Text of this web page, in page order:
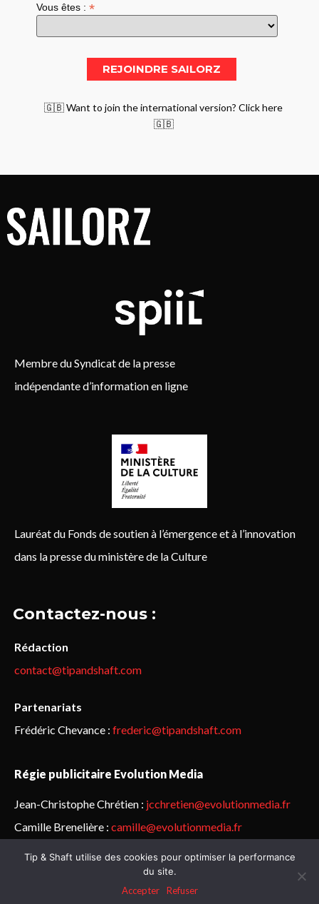
Vous êtes :*
🇬🇧 Want to join the international version? Click here
🇬🇧
Membre du Syndicat de la presse
indépendante d’information en ligne
Lauréat du Fonds de soutien à l’émergence et à l’innovation
dans la presse du ministère de la Culture
Contactez-nous :
Rédaction
contact@tipandshaft.com
Partenariats
Frédéric Chevance : frederic@tipandshaft.com
Régie publicitaire Evolution Media
Jean-Christophe Chrétien : jcchretien@evolutionmedia.fr
Camille Brenelière : camille@evolutionmedia.fr
© Sailorz 2015-2025. Tous droits réservés.Mentions légales &
politique de confidentialité
Tip & Shaft utilise des cookies pour optimiser la performance
du site.
Accepter
Refuser